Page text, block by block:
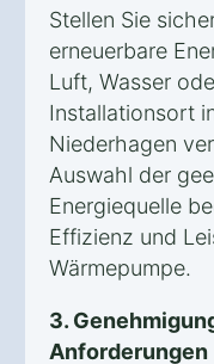
Stellen Sie
erneuerbare
Luft, Wasser
Installationsort
Niederhagen
Auswahl der
Energiequelle
Effizienz und
Wärmepumpe.
3.
Anforderungen